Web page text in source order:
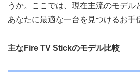
うか。ここでは、現在主流のモデル
あなたに最適な一台を見つけるお手
主なFire TV Stickのモデル比較